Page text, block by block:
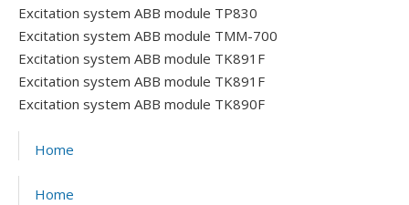
Excitation system ABB module TP830
Excitation system ABB module TMM-700
Excitation system ABB module TK891F
Excitation system ABB module TK891F
Excitation system ABB module TK890F
Home
Home